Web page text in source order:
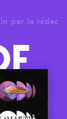
par la rédac